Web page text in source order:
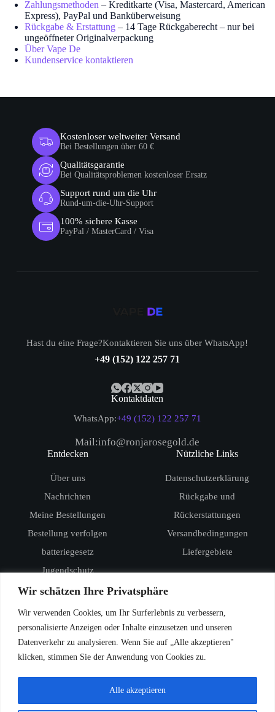
Wir schätzen Ihre Privatsphäre
Wir verwenden Cookies, um Ihr Surferlebnis zu verbessern,
personalisierte Anzeigen oder Inhalte einzusetzen und unseren
Datenverkehr zu analysieren. Wenn Sie auf „Alle akzeptieren"
klicken, stimmen Sie der Anwendung von Cookies zu.
Alle akzeptieren
Zahlungsmethoden – Kreditkarte (Visa, Mastercard, American
Express), PayPal und Banküberweisung
Rückgabe & Erstattung – 14 Tage Rückgaberecht – nur bei
ungeöffneter Originalverpackung
Über Vape De
Kundenservice kontaktieren
Kostenloser weltweiter Versand
Bei Bestellungen über 60 €
Qualitätsgarantie
Bei Qualitätsproblemen kostenloser Ersatz
Support rund um die Uhr
Rund-um-die-Uhr-Support
100% sichere Kasse
PayPal / MasterCard / Visa
Hast du eine Frage?Kontaktieren Sie uns über WhatsApp!
+49 (152) 122 257 71
Kontaktdaten
WhatsApp:+49 (152) 122 257 71
Mail:info@ronjarosegold.de
Entdecken
Über uns
Nachrichten
Meine Bestellungen
Bestellung verfolgen
batteriegesetz
Jugendschutz
Nützliche Links
Datenschutzerklärung
Rückgabe und
Rückerstattungen
Versandbedingungen
Liefergebiete
RandM Digital Box 12000
RandM Tornado 15000
Vozol Star 20000
Vozol Star 40000